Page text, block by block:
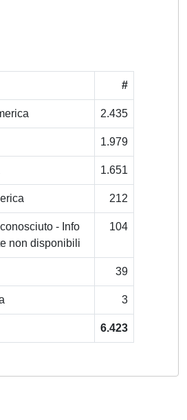
#
2.435
1.979
1.651
212
- Info
non disponibili
104
39
3
6.423